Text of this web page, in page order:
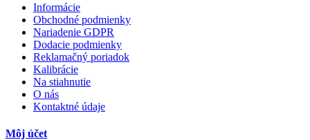
Informácie
Obchodné podmienky
Nariadenie GDPR
Dodacie podmienky
Reklamačný poriadok
Kalibrácie
Na stiahnutie
O nás
Kontaktné údaje
Môj účet